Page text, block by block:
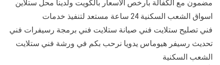
مضمون مع الكفالة بأرخص الأسعار بالكويت ولدينا محل ستلاين
اسواق الشعب السكنية 24 ساعة مستعد لتنفيذ خدمات
فني تصليح ستلايت فني صيانة ستلايت فني برمجة رسيفرات فني
تحديث رسيفر هيوماس يدويا نرحب بكم في ورشة فني ستلايت
الشعب السكنية